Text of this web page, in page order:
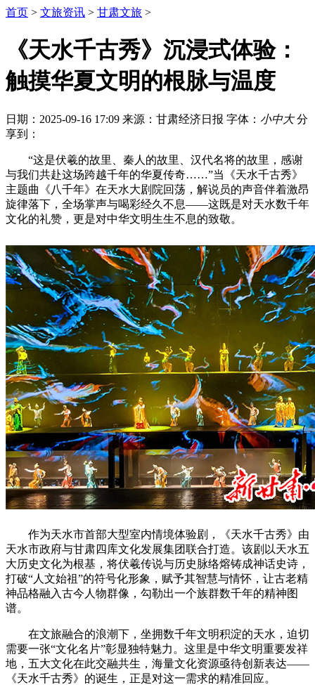
首页 > 文旅资讯 > 甘肃文旅 >
《天水千古秀》沉浸式体验：
触摸华夏文明的根脉与温度
日期：2025-09-16 17:09 来源：甘肃经济日报 字体： 小中大 分
享到：
“这是伏羲的故里、秦人的故里、汉代名将的故里，感谢
与我们共赴这场跨越千年的华夏传奇……”当《天水千古秀》
主题曲《八千年》在天水大剧院回荡，解说员的声音伴着激昂
旋律落下，全场掌声与喝彩经久不息——这既是对天水数千年
文化的礼赞，更是对中华文明生生不息的致敬。
作为天水市首部大型室内情境体验剧，《天水千古秀》由
天水市政府与甘肃四库文化发展集团联合打造。该剧以天水五
大历史文化为根基，将伏羲传说与历史脉络熔铸成神话史诗，
打破“人文始祖”的符号化形象，赋予其智慧与情怀，让古老精
神品格融入古今人物群像，勾勒出一个族群数千年的精神图
谱。
在文旅融合的浪潮下，坐拥数千年文明积淀的天水，迫切
需要一张“文化名片”彰显独特魅力。这里是中华文明重要发祥
地，五大文化在此交融共生，海量文化资源亟待创新表达——
《天水千古秀》的诞生，正是对这一需求的精准回应。